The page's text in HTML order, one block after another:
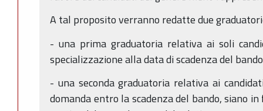
A tal proposito verranno redatte due
- una prima graduatoria relativa ai soli
specializzazione alla data di scadenza del
- una seconda graduatoria relativa ai
domanda entro la scadenza del bando, siano